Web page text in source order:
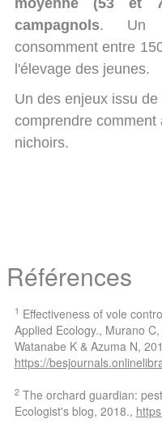
moyenne (53 et
campagnols. Un
consomment entre
l'élevage des jeunes.
Un des enjeux issu
comprendre comment
nichoirs.
Références
1 Effectiveness of vole
Applied Ecology., Murano
Watanabe K & Azuma N,
https://
2The orchard guardian:
Ecologist's blog, 2018.,